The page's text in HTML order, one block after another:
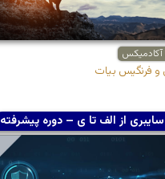
آکادمیکس
و فرنگیس بیات
از الف تا ی – دوره پیشرفته